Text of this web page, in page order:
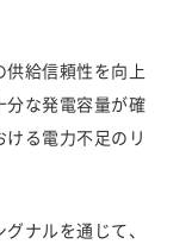
供給信頼性を向上
分な発電容量が確
る電力不足のリ
グナルを通じて、